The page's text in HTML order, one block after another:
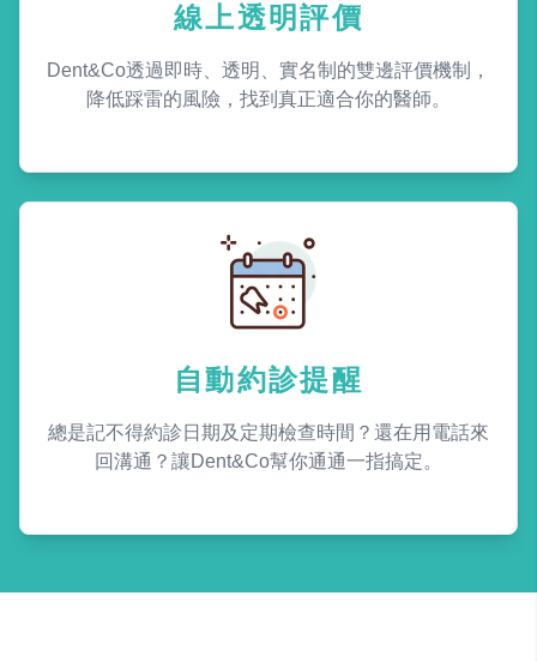
線上透明評價
Dent&Co透過即時、透明、實名制的雙邊評價機制，
降低踩雷的風險，找到真正適合你的醫師。
自動約診提醒
總是記不得約診日期及定期檢查時間？還在用電話來
回溝通？讓Dent&Co幫你通通一指搞定。